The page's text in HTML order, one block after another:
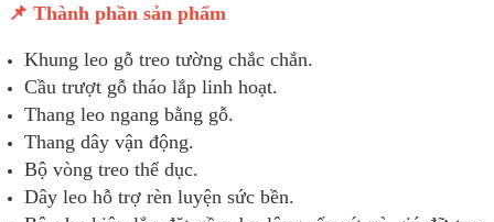
📌 Thành phần sản phẩm
Khung leo gỗ treo tường chắc chắn.
Cầu trượt gỗ tháo lắp linh hoạt.
Thang leo ngang bằng gỗ.
Thang dây vận động.
Bộ vòng treo thể dục.
Dây leo hỗ trợ rèn luyện sức bền.